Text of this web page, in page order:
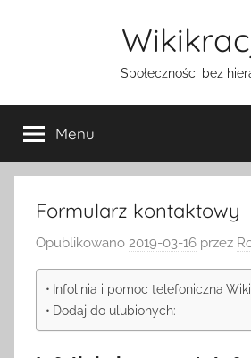
Społeczności bez
Menu
Formularz kontaktowy
Opublikowano 2019-03-16 przez
Infolinia i pomoc telefoniczna
Dodaj do ulubionych: